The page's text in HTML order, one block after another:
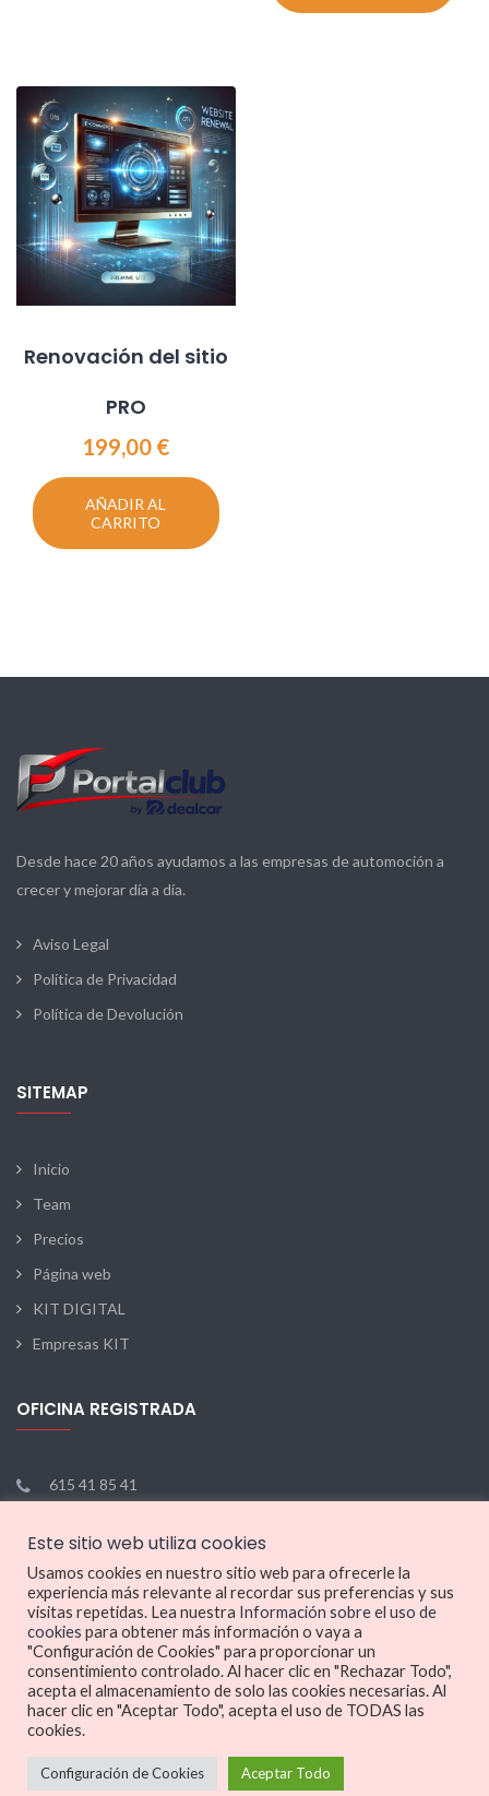
Renovación del sitio
PRO
199,00 €
AÑADIR AL
CARRITO
Desde hace 20 años ayudamos a las empresas de automoción a
crecer y mejorar día a día.
Aviso Legal
Política de Privacidad
Política de Devolución
SITEMAP
Inicio
Team
Precios
Página web
KIT DIGITAL
Empresas KIT
OFICINA REGISTRADA
615 41 85 41
Lun - Vie: 9:00 - 17:00
GESTIÓN
EMPRESARIAL
Este sitio web utiliza cookies
Usamos cookies en nuestro sitio web para ofrecerle la
experiencia más relevante al recordar sus preferencias y sus
visitas repetidas. Lea nuestra Información sobre el uso de
cookies para obtener más información o vaya a
"Configuración de Cookies" para proporcionar un
consentimiento controlado. Al hacer clic en "Rechazar Todo",
acepta el almacenamiento de solo las cookies necesarias. Al
hacer clic en "Aceptar Todo", acepta el uso de TODAS las
cookies.
Configuración de Cookies Aceptar Todo